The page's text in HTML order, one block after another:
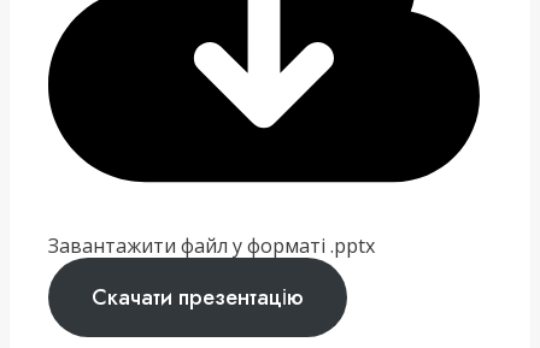
Завантажити файл у форматі .pptx
Скачати презентацію